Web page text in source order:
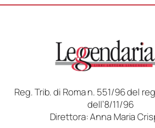
Reg. Trib. di Roma n. 551/96 del
dell’8/11/96
Direttora: Anna Maria